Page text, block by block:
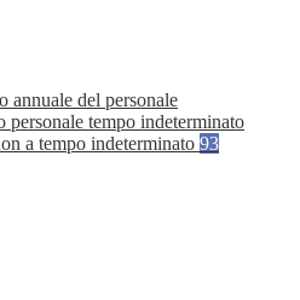
annuale del personale
personale tempo indeterminato
a tempo indeterminato 93